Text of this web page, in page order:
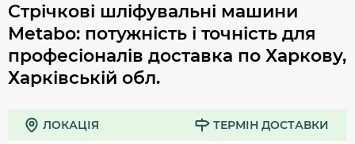
Стрічкові шліфувальні машини
Metabo: потужність і точність для
професіоналів доставка по Харкову,
Харківській обл.
ЛОКАЦІЯ ТЕРМІН ДОСТАВКИ